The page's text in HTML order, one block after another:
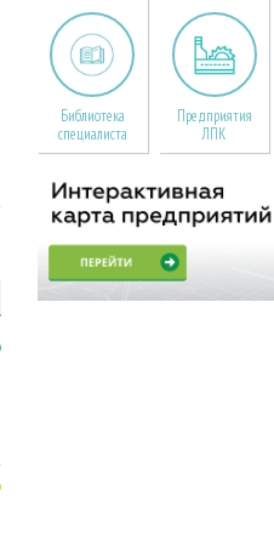
Библиотека
специалиста
Предприятия
ЛПК